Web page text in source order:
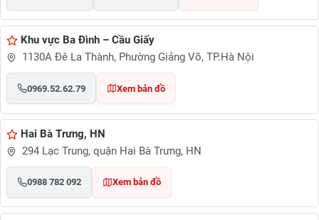
Khu vực Ba Đình – Cầu Giấy
1130A Đê La Thành, Phường Giảng Võ, TP.Hà Nội
0969.52.62.79 Xem bản đồ
Hai Bà Trưng, HN
294 Lạc Trung, quận Hai Bà Trưng, HN
0988 782 092 Xem bản đồ